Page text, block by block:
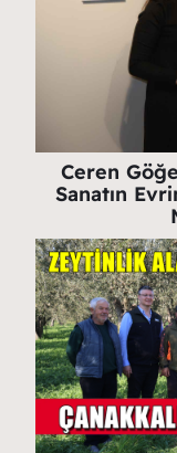
Ceren
Sanatın